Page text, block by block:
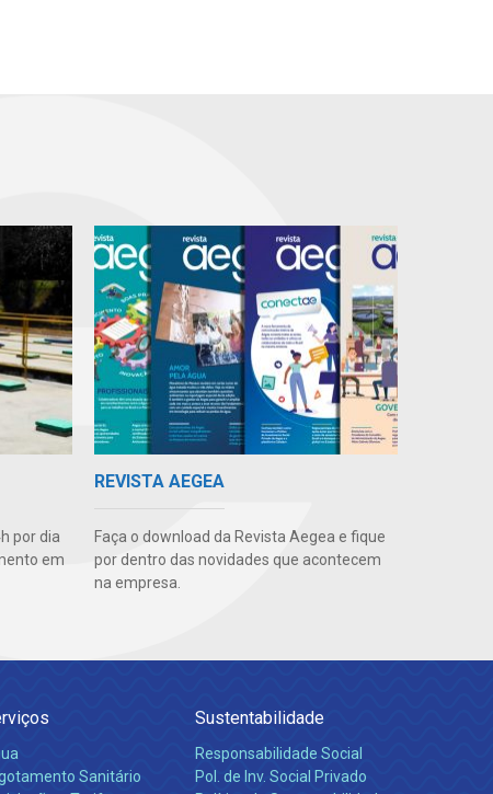
por dia
em
REVISTA AEGEA
Faça o download da Revista Aegea e fique
por dentro das novidades que acontecem
na empresa.
Sanitário
Sustentabilidade
Responsabilidade Social
Pol. de Inv. Social Privado